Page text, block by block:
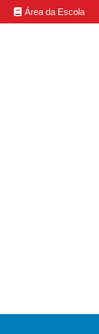
Área da Escola